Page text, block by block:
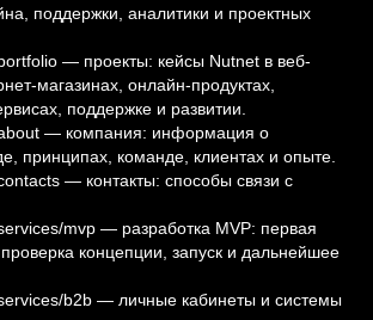
поддержки, аналитики и проектных
— проекты: кейсы Nutnet в веб-
магазинах, онлайн-продуктах,
поддержке и развитии.
— компания: информация о
принципах, команде, клиентах и опыте.
— контакты: способы связи с
mvp — разработка MVP: первая
концепции, запуск и дальнейшее
b2b — личные кабинеты и системы